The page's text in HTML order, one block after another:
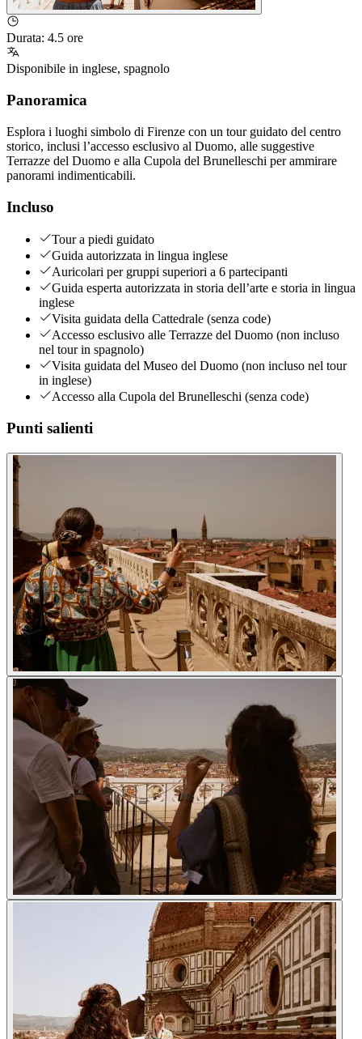
Durata: 4.5 ore
Disponibile in inglese, spagnolo
Panoramica
Esplora i luoghi simbolo di Firenze con un tour guidato del centro
storico, inclusi l’accesso esclusivo al Duomo, alle suggestive
Terrazze del Duomo e alla Cupola del Brunelleschi per ammirare
panorami indimenticabili.
Incluso
Tour a piedi guidato
Guida autorizzata in lingua inglese
Auricolari per gruppi superiori a 6 partecipanti
Guida esperta autorizzata in storia dell’arte e storia in lingua
inglese
Visita guidata della Cattedrale (senza code)
Accesso esclusivo alle Terrazze del Duomo (non incluso
nel tour in spagnolo)
Visita guidata del Museo del Duomo (non incluso nel tour
in inglese)
Accesso alla Cupola del Brunelleschi (senza code)
Punti salienti